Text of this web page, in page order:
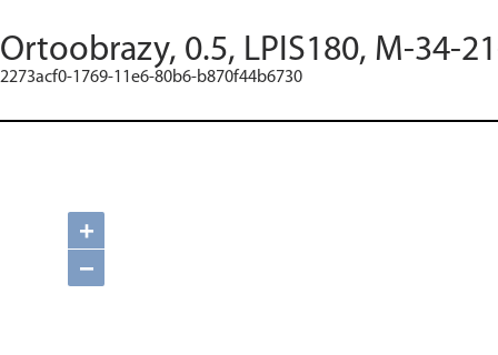
Ortoobrazy, 0.5, LPIS180, M-34-
2273acf0-1769-11e6-80b6-b870f44b6730
+
−